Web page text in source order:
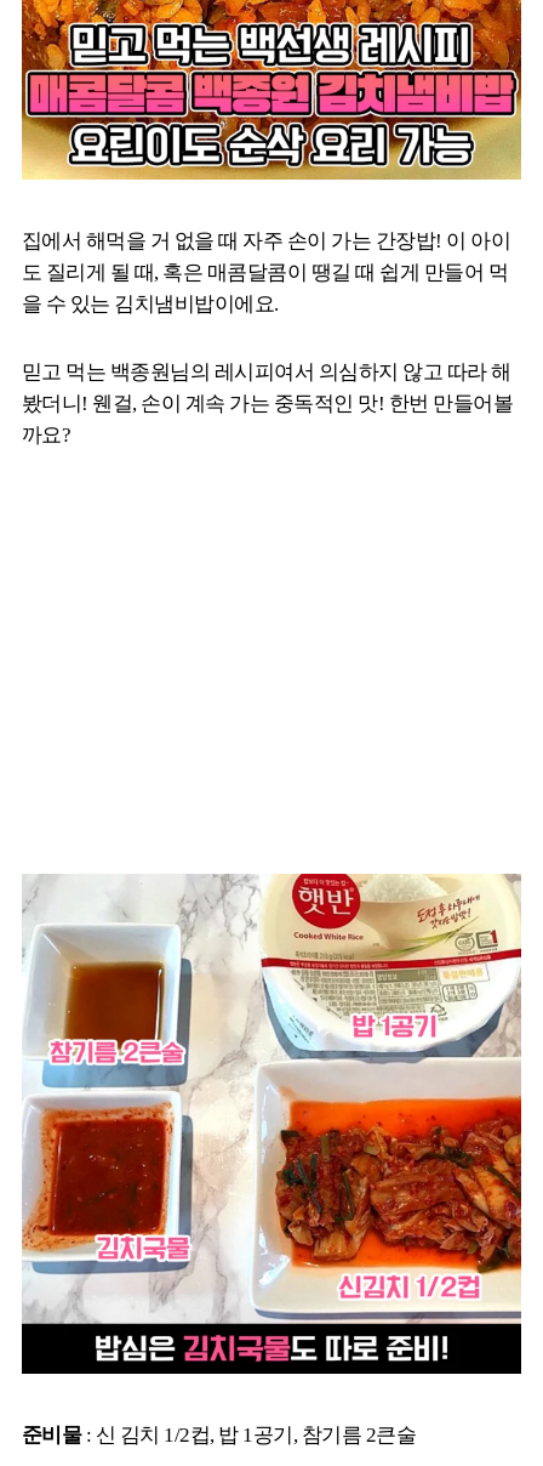
집에서 해먹을 거 없을 때 자주 손이 가는 간장밥! 이 아이
도 질리게 될 때, 혹은 매콤달콤이 땡길 때 쉽게 만들어 먹
을 수 있는 김치냄비밥이에요.
믿고 먹는 백종원님의 레시피여서 의심하지 않고 따라 해
봤더니! 웬걸, 손이 계속 가는 중독적인 맛! 한번 만들어볼
까요?
준비물 : 신 김치 1/2컵, 밥 1공기, 참기름 2큰술